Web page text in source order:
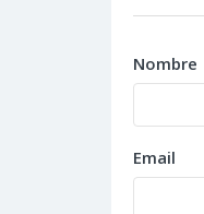
Nombre
Email